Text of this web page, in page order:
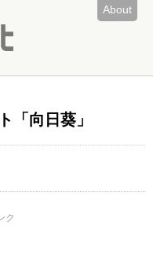
About
「向日葵」
ク